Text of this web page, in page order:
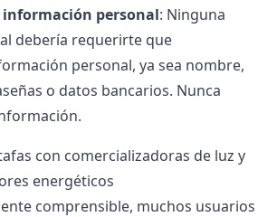
personal: Ninguna
debería requerirte que
personal, ya sea nombre,
o datos bancarios. Nunca
con comercializadoras de luz y
energéticos
comprensible, muchos usuarios